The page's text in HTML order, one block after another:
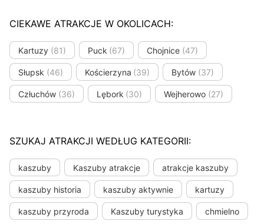
CIEKAWE ATRAKCJE W OKOLICACH:
Kartuzy (81) Puck (67) Chojnice (47)
Słupsk (46) Kościerzyna (39) Bytów (37)
Człuchów (36) Lębork (30) Wejherowo (27)
SZUKAJ ATRAKCJI WEDŁUG KATEGORII:
kaszuby Kaszuby atrakcje atrakcje kaszuby
kaszuby historia kaszuby aktywnie kartuzy
kaszuby przyroda Kaszuby turystyka chmielno